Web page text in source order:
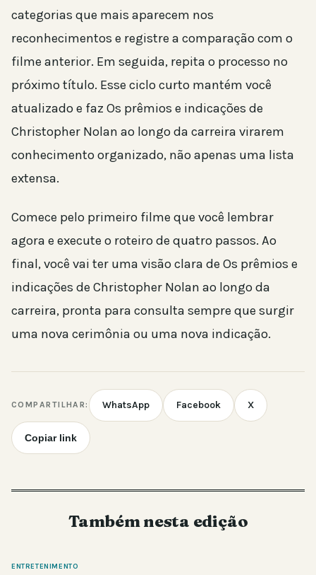
categorias que mais aparecem nos
reconhecimentos e registre a comparação com o
filme anterior. Em seguida, repita o processo no
próximo título. Esse ciclo curto mantém você
atualizado e faz Os prêmios e indicações de
Christopher Nolan ao longo da carreira virarem
conhecimento organizado, não apenas uma lista
extensa.
Comece pelo primeiro filme que você lembrar
agora e execute o roteiro de quatro passos. Ao
final, você vai ter uma visão clara de Os prêmios e
indicações de Christopher Nolan ao longo da
carreira, pronta para consulta sempre que surgir
uma nova cerimônia ou uma nova indicação.
COMPARTILHAR: WhatsApp Facebook X
Copiar link
Também nesta edição
ENTRETENIMENTO